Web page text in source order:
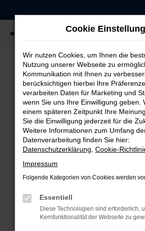
Zum
springen
Fahrzeugangebote Fahrzeug-Showroom
FEHLER: NETWORK
Beim Laden ist ein Fehler
Hier sind ein paar Tipps, die dir
Überprüfe deine Firewall und
Internetverbindung.
Suchmaschine?
Manche Erweiterungen, wie
können das Laden bestimmter
verhindern. Funktioniert die
Cookie
Wir nutzen Cookies, um Ihnen die
Nutzung unserer Webseite zu
Kommunikation mit Ihnen zu
berücksichtigen hierbei Ihre
verarbeiten Daten für Marketing und
wenn Sie uns Ihre Einwilligung geben.
einem späteren Zeitpunkt Ihre
Sie die Einwilligung jederzeit für die
Weitere Informationen zum Umfang
Datenverarbeitung finden Sie hier:
Datenschutzerklärung Cookie-
Impressum
Folgende Kategorien von Cookies werden
Essentiell
Diese Technologien sind erforderlich,
Kernfunktionalität der Webseite zu